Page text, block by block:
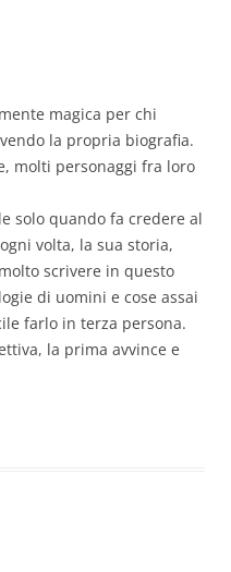
magica per chi
la propria biografia.
molti personaggi fra loro
solo quando fa credere al
volta, la sua storia,
scrivere in questo
di uomini e cose assai
farlo in terza persona.
la prima avvince e